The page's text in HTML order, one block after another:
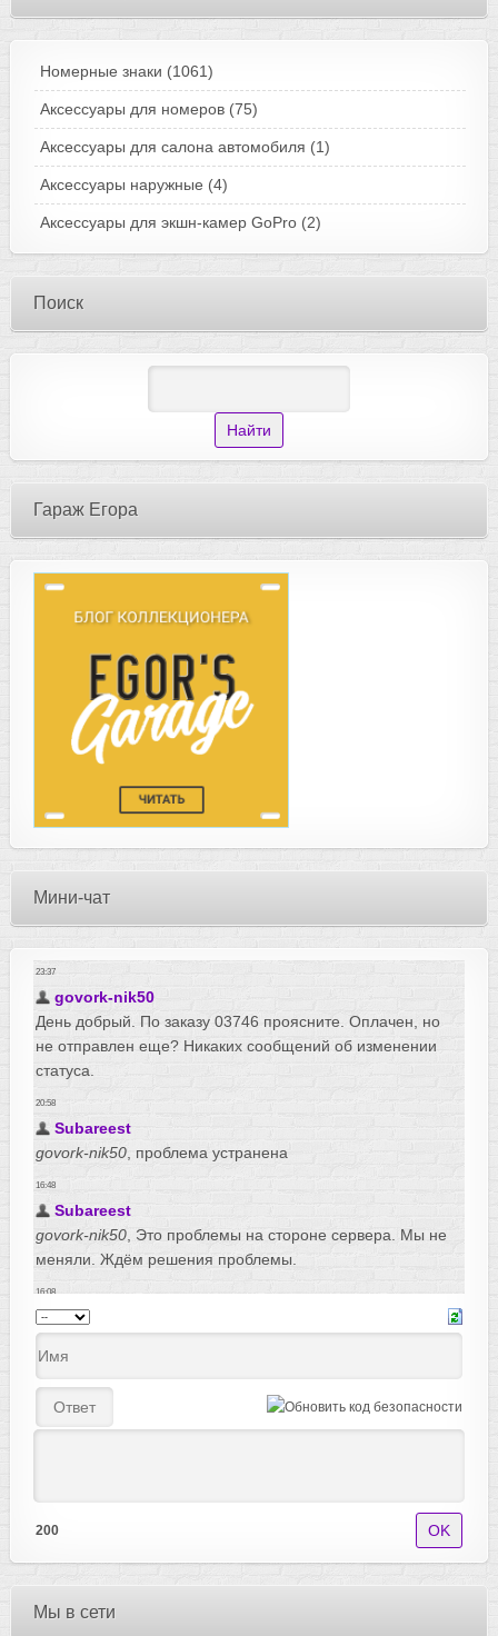
Номерные знаки (1061)
Аксессуары для номеров (75)
Аксессуары для салона автомобиля (1)
Аксессуары наружные (4)
Аксессуары для экшн-камер GoPro (2)
Поиск
Гараж Егора
Мини-чат
200
Мы в сети